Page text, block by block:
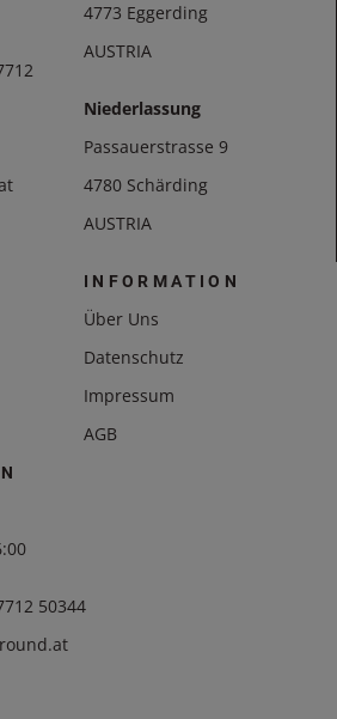
4773 Eggerding
AUSTRIA
Niederlassung
Passauerstrasse 9
4780 Schärding
AUSTRIA
INFORMATION
Über Uns
Datenschutz
Impressum
AGB
50344